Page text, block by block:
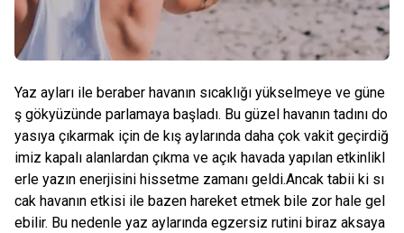
Yaz ayları ile beraber havanın sıcaklığı yükselmeye ve güne
ş gökyüzünde parlamaya başladı. Bu güzel havanın tadını do
yasıya çıkarmak için de kış aylarında daha çok vakit geçirdiğ
imiz kapalı alanlardan çıkma ve açık havada yapılan etkinlikl
erle yazın enerjisini hissetme zamanı geldi.Ancak tabii ki sı
cak havanın etkisi ile bazen hareket etmek bile zor hale gel
ebilir. Bu nedenle yaz aylarında egzersiz rutini biraz aksaya